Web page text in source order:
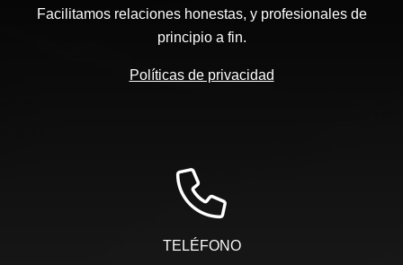
Facilitamos relaciones honestas, y profesionales de
principio a fin.
Políticas de privacidad
TELÉFONO